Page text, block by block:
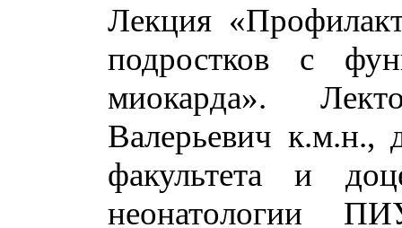
Лекция
подростков с
миокарда».
Валерьевич к.м.н.,
факультета и
неонатологии